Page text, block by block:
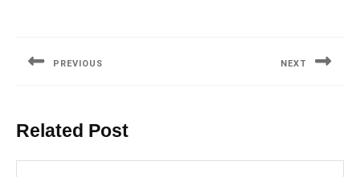
PREVIOUS NEXT
Related Post